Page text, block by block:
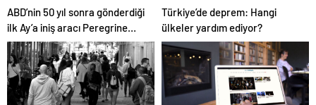
ABD’nin 50 yıl sonra gönderdiği
ilk Ay’a iniş aracı Peregrine
atmosferde yanarak denize
düştü
Türkiye’de deprem: Hangi
ülkeler yardım ediyor?